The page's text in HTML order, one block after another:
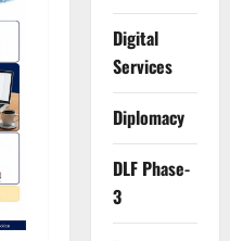
Digital
Services
Diplomacy
DLF Phase-
3